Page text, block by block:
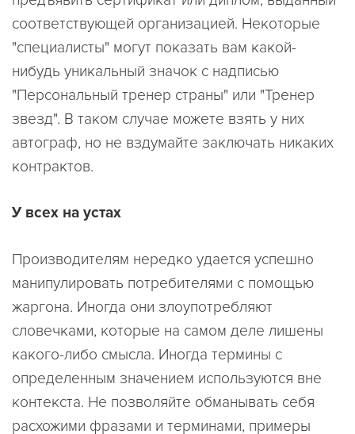
соответствующей организацией. Некоторые
"специалисты" могут показать вам какой-
нибудь уникальный значок с надписью
"Персональный тренер страны" или "Тренер
звезд". В таком случае можете взять у них
автограф, но не вздумайте заключать никаких
контрактов.
У всех на устах
Производителям нередко удается успешно
манипулировать потребителями с помощью
жаргона. Иногда они злоупотребляют
словечками, которые на самом деле лишены
какого-либо смысла. Иногда термины с
определенным значением используются вне
контекста. Не позволяйте обманывать себя
расхожими фразами и терминами, примеры